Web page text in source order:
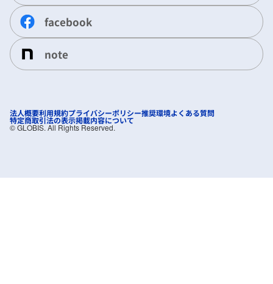
facebook
note
法人概要利用規約プライバシーポリシー推奨環境よくある質問
特定商取引法の表示掲載内容について
©︎ GLOBIS. All Rights Reserved.